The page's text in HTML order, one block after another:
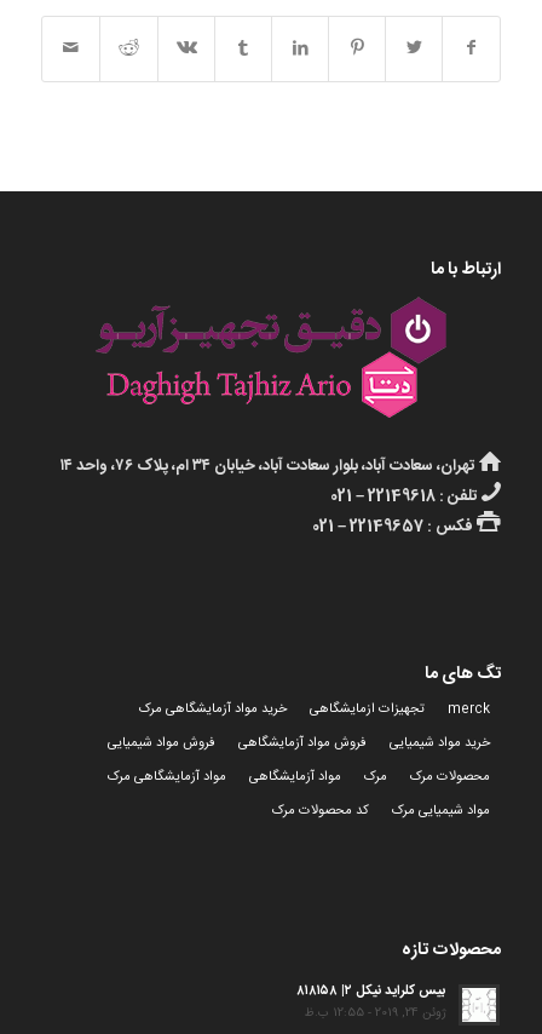
ارتباط با ما
تهران، سعادت آباد، بلوار سعادت آباد، خیابان ۳۴ ام، پلاک ۷۶، واحد ۱۴
تلفن : 22149618 – 021
فکس : 22149657 – 021
تگ های ما
merck تجهیزات ازمایشگاهی
خرید مواد آزمایشگاهی مرک
خرید مواد شیمیایی
فروش مواد آزمایشگاهی
فروش مواد شیمیایی
محصولات مرک
مرک مواد آزمایشگاهی
مواد آزمایشگاهی مرک
مواد شیمیایی مرک
کد محصولات مرک
محصولات تازه
بیس کلراید نیکل ۲| ۸۱۸۱۵۸
ژوئن 24, 2019 - 12:55 ب.ظ